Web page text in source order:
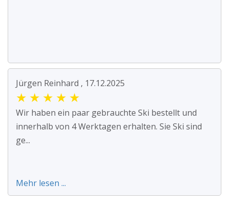
Jürgen Reinhard , 17.12.2025
★ ★ ★ ★ ★
Wir haben ein paar gebrauchte Ski bestellt und
innerhalb von 4 Werktagen erhalten. Sie Ski sind
ge...
Mehr lesen ...